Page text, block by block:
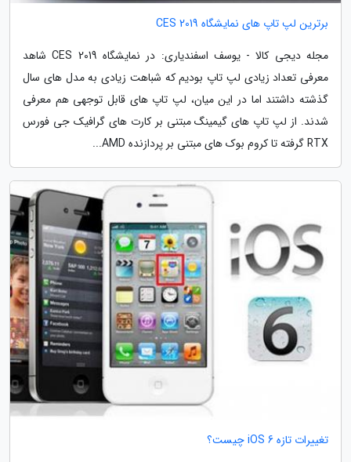
برترین لپ تاپ های نمایشگاه CES 2019
مجله دیجی کالا - یوسف اسفندیاری: در نمایشگاه CES 2019 شاهد
معرفی تعداد زیادی لپ تاپ بودیم که شباهت زیادی به مدل های سال
گذشته داشتند اما در این میان، لپ تاپ های قابل توجهی هم معرفی
شدند. از لپ تاپ های گیمینگ مبتنی بر کارت های گرافیک جی فورس
RTX گرفته تا کروم بوک های مبتنی بر پردازنده AMD...
تغییرات تازه iOS 6 چیست؟